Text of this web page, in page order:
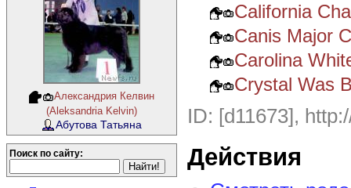
Александрия Келвин
(Aleksandria Kelvin)
Абутова Татьяна
Поиск по сайту:
California
Canis Major
Carolina
Crystal Was
ID: [d11673],
Действия